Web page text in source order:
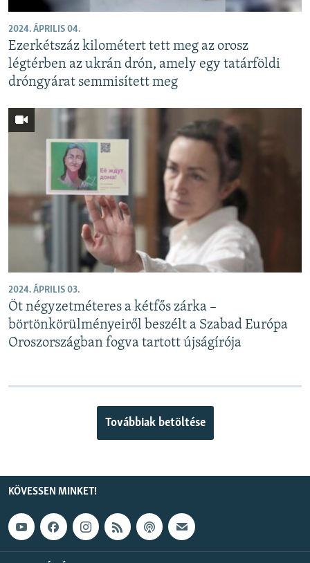
2024. ÁPRILIS 04.
Ezerkétszáz kilométert tett meg az orosz
légtérben az ukrán drón, amely egy tatárföldi
dróngyárat semmisített meg
2024. ÁPRILIS 03.
Öt négyzetméteres a kétfős zárka –
börtönkörülményeiről beszélt a Szabad Európa
Oroszországban fogva tartott újságírója
Továbbiak betöltése
KÖVESSEN MINKET!